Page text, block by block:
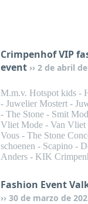
Crimpenhof VIP
event
2 de abril
M.m.v. Hotspot kids -
- Juwelier Mostert -
- The Stone - Smit
Vliet Mode - Van Vliet
Vous - The Stone
schoenen - Scapino -
Anders - KIK
Fashion Event
30 de marzo de